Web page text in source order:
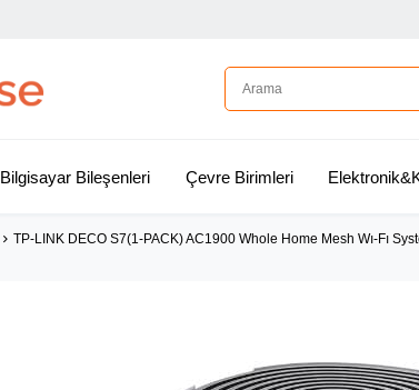
Bilgisayar Bileşenleri Çevre Birimleri
TP-LINK DECO S7(1-PACK) AC1900 Whole Home Mesh Wı-Fı